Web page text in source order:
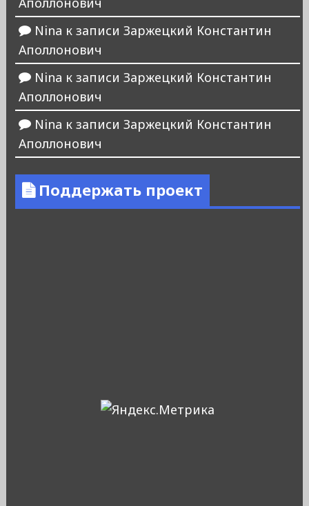
Nina к записи Заржецкий Константин
Аполлонович
Nina к записи Заржецкий Константин
Аполлонович
Nina к записи Заржецкий Константин
Аполлонович
Поддержать проект